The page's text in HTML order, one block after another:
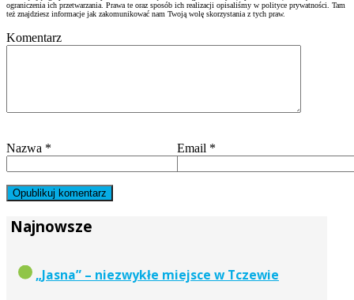
ograniczenia ich przetwarzania. Prawa te oraz sposób ich realizacji opisaliśmy w polityce prywatności. Tam
też znajdziesz informacje jak zakomunikować nam Twoją wolę skorzystania z tych praw.
Komentarz
Nazwa * Email *
Najnowsze
„Jasna” – niezwykłe miejsce w Tczewie